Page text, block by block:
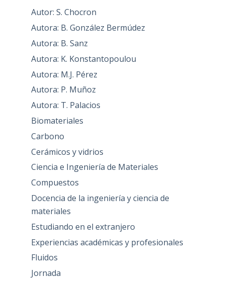
Autor: S. Chocron
Autora: B. González Bermúdez
Autora: B. Sanz
Autora: K. Konstantopoulou
Autora: M.J. Pérez
Autora: P. Muñoz
Autora: T. Palacios
Biomateriales
Carbono
Cerámicos y vidrios
Ciencia e Ingeniería de Materiales
Compuestos
Docencia de la ingeniería y ciencia de
materiales
Estudiando en el extranjero
Experiencias académicas y profesionales
Fluidos
Jornada